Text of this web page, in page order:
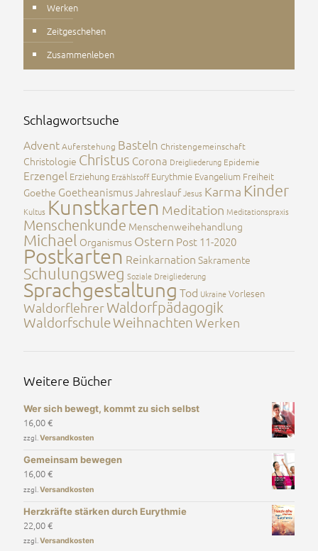
Werken
Zeitgeschehen
Zusammenleben
Schlagwortsuche
AdventAuferstehung Basteln Christengemeinschaft
Christologie Christus Corona Dreigliederung Epidemie
Erzengel Erziehung Erzählstoff Eurythmie Evangelium Freiheit
Goethe GoetheanismusJahreslaufJesus Karma Kinder
Kultus Kunstkarten Meditation Meditationspraxis
Menschenkunde Menschenweihehandlung
Michael Organismus Ostern Post 11-2020
Postkarten Reinkarnation Sakramente
Schulungsweg Soziale Dreigliederung
Sprachgestaltung Tod UkraineVorlesen
WaldorflehrerWaldorfpädagogik
WaldorfschuleWeihnachtenWerken
Weitere Bücher
Wer sich bewegt, kommt zu sich selbst
16,00€
zzgl.Versandkosten
Gemeinsam bewegen
16,00€
zzgl. Versandkosten
Herzkräfte stärken durch Eurythmie
22,00€
zzgl.Versandkosten